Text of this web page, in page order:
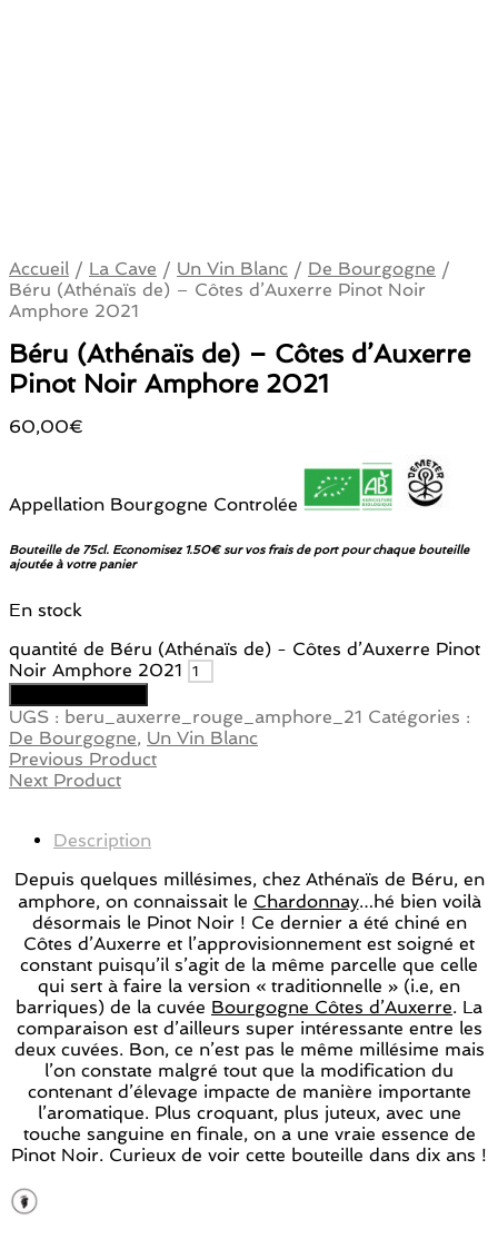
Accueil / La Cave / Un Vin Blanc / De Bourgogne /
Béru (Athénaïs de) – Côtes d’Auxerre Pinot Noir
Amphore 2021
Béru (Athénaïs de) – Côtes d’Auxerre
Pinot Noir Amphore 2021
60,00€
Appellation Bourgogne Controlée
Bouteille de 75cl. Economisez 1.50€ sur vos frais de port pour chaque bouteille
ajoutée à votre panier
En stock
quantité de Béru (Athénaïs de) - Côtes d’Auxerre Pinot
Noir Amphore 2021
UGS : beru_auxerre_rouge_amphore_21 Catégories :
De Bourgogne, Un Vin Blanc
Previous Product
Next Product
Description
Depuis quelques millésimes, chez Athénaïs de Béru, en
amphore, on connaissait le Chardonnay…hé bien voilà
désormais le Pinot Noir ! Ce dernier a été chiné en
Côtes d’Auxerre et l’approvisionnement est soigné et
constant puisqu’il s’agit de la même parcelle que celle
qui sert à faire la version « traditionnelle » (i.e, en
barriques) de la cuvée Bourgogne Côtes d’Auxerre. La
comparaison est d’ailleurs super intéressante entre les
deux cuvées. Bon, ce n’est pas le même millésime mais
l’on constate malgré tout que la modification du
contenant d’élevage impacte de manière importante
l’aromatique. Plus croquant, plus juteux, avec une
touche sanguine en finale, on a une vraie essence de
Pinot Noir. Curieux de voir cette bouteille dans dix ans !